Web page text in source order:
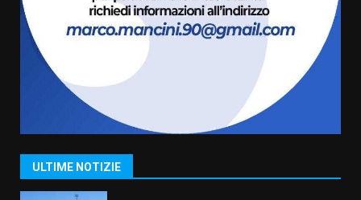
ULTIME NOTIZIE
La magia del Minareto e la prima
assoluta de “L’Albergo
Belvedere. Il rapimento”
6 Agosto 2026 06:15
1
“I Contestatori: Musica di
Rivoluzione”: nuovo
appuntamento con “Fasano in